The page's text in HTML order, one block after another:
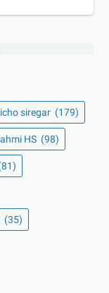
siregar (179)
HS (98)
(35)